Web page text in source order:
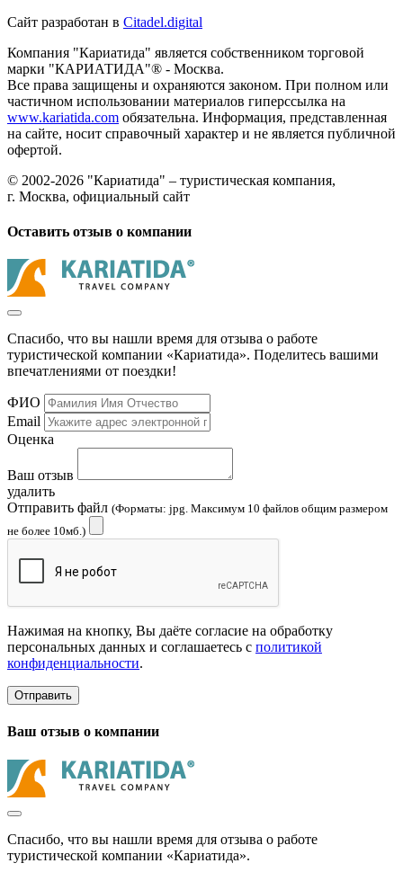
Сайт разработан в Citadel.digital
Компания "Кариатида" является собственником торговой
марки "КАРИАТИДА"® - Москва.
Все права защищены и охраняются законом. При полном или
частичном использовании материалов гиперссылка на
www.kariatida.com обязательна. Информация, представленная
на сайте, носит справочный характер и не является публичной
офертой.
© 2002-2026 "Кариатида" – туристическая компания,
г. Москва, официальный сайт
Оставить отзыв о компании
Спасибо, что вы нашли время для отзыва о работе
туристической компании «Кариатида». Поделитесь вашими
впечатлениями от поездки!
ФИО
Email
Оценка
Ваш отзыв
удалить
Отправить файл (Форматы: jpg. Максимум 10 файлов общим размером
не более 10мб.)
Нажимая на кнопку, Вы даёте согласие на обработку
персональных данных и соглашаетесь с политикой
конфиденциальности.
Отправить
Ваш отзыв о компании
Спасибо, что вы нашли время для отзыва о работе
туристической компании «Кариатида».